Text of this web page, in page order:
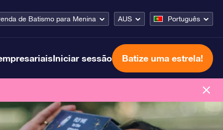
de Batismo para Menina AUS Português
Iniciar sessão Batize uma estrela!